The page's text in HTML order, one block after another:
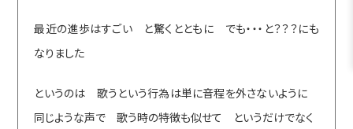
最近の進歩はすごい と驚くとともに でも・・・と？？？にも
なりました
というのは 歌うという行為は単に音程を外さないように
同じような声で 歌う時の特徴も似せて というだけでなく